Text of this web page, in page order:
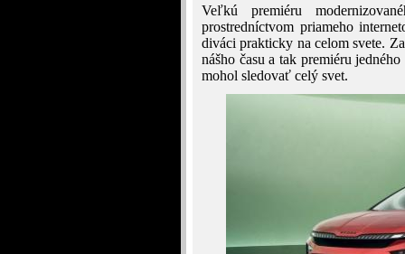
Veľkú premiéru
prostredníctvom priameho
diváci prakticky na celom svete.
nášho času a tak premiéru
mohol sledovať celý svet.